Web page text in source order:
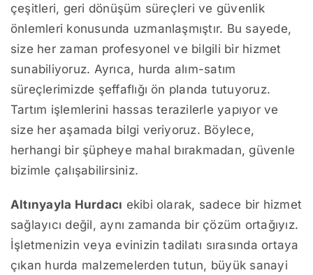
çeşitleri, geri dönüşüm süreçleri ve güvenlik
önlemleri konusunda uzmanlaşmıştır. Bu sayede,
size her zaman profesyonel ve bilgili bir hizmet
sunabiliyoruz. Ayrıca, hurda alım-satım
süreçlerimizde şeffaflığı ön planda tutuyoruz.
Tartım işlemlerini hassas terazilerle yapıyor ve
size her aşamada bilgi veriyoruz. Böylece,
herhangi bir şüpheye mahal bırakmadan, güvenle
bizimle çalışabilirsiniz.
Altınyayla Hurdacı ekibi olarak, sadece bir hizmet
sağlayıcı değil, aynı zamanda bir çözüm ortağıyız.
İşletmenizin veya evinizin tadilatı sırasında ortaya
çıkan hurda malzemelerden tutun, büyük sanayi